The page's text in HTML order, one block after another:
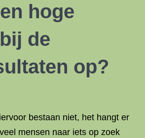
hoge
de
op?
bestaan niet, het hangt er
mensen naar iets op zoek